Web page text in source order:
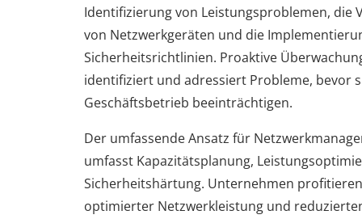
Identifizierung von Leistungsproblemen, die
von Netzwerkgeräten und die
Sicherheitsrichtlinien. Proaktive
identifiziert und adressiert Probleme, bevor
Geschäftsbetrieb beeinträchtigen.
Der umfassende Ansatz für
umfasst Kapazitätsplanung,
Sicherheitshärtung. Unternehmen
optimierter Netzwerkleistung und